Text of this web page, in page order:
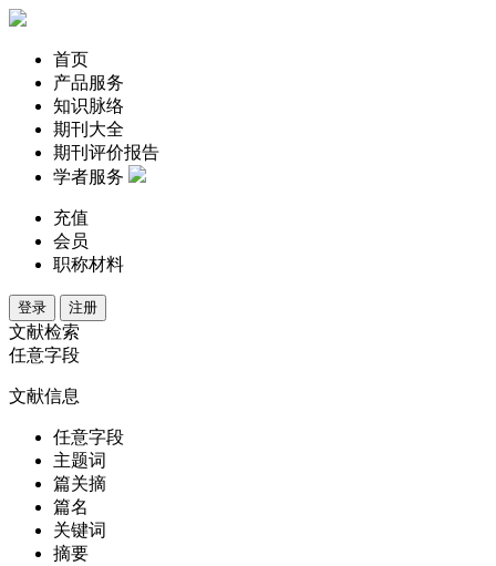
首页
产品服务
知识脉络
期刊大全
期刊评价报告
学者服务
充值
会员
职称材料
登录 注册
文献检索
任意字段
文献信息
任意字段
主题词
篇关摘
篇名
关键词
摘要